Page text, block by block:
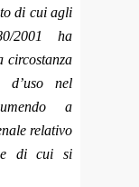
di cui agli
2001 ha
circostanza
d’uso nel
a
relativo
di cui si